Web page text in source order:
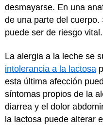
desmayarse. En una
de una parte del
puede ser de riesgo vital.
La alergia a la leche se
intolerancia a la lactosa
esta última afección
síntomas propios de la
diarrea y el dolor
la lactosa puede alterar